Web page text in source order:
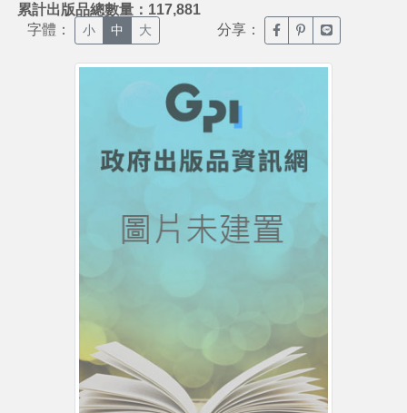
累計出版品總數量：117,881
字體： 小 中 大 分享： 臉書分享(另開新視窗)
噗浪分享(另開新
Line分享(另